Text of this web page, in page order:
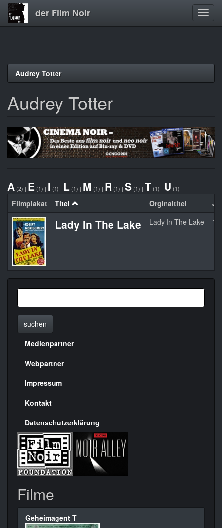
Direkt
der Film Noir
Audrey Totter
Audrey Totter
A (2) | E (1) | I (1) | L (1) | M (1) | R (1) | S (1) | T (1) | U (1)
Filmplakat Titel Orginaltitel
Lady In The Lake Lady In The Lake
suchen
Menülinks
rechte
Seite
Medienpartner
Webpartner
Impressum
Kontakt
Datenschutzerklärung
Filme
Geheimagent T